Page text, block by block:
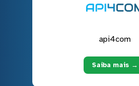
api4com
Saiba mais →